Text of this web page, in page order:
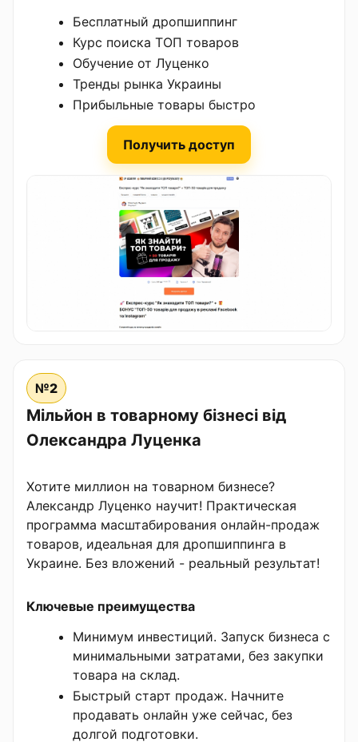
Бесплатный дропшиппинг
Курс поиска ТОП товаров
Обучение от Луценко
Тренды рынка Украины
Прибыльные товары быстро
Получить доступ
№2
Мільйон в товарному бізнесі від
Олександра Луценка
Хотите миллион на товарном бизнесе?
Александр Луценко научит! Практическая
программа масштабирования онлайн-продаж
товаров, идеальная для дропшиппинга в
Украине. Без вложений - реальный результат!
Ключевые преимущества
Минимум инвестиций. Запуск бизнеса с
минимальными затратами, без закупки
товара на склад.
Быстрый старт продаж. Начните
продавать онлайн уже сейчас, без
долгой подготовки.